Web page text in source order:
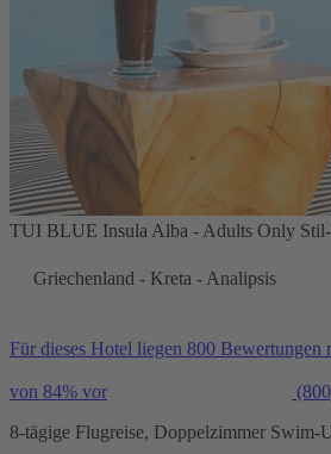
TUI BLUE Insula Alba - Adults Only
Griechenland - Kreta - Analipsis
Für dieses Hotel liegen 800 Bewertungen
von 84% vor
8-tägige Flugreise, Doppelzimmer Swim-